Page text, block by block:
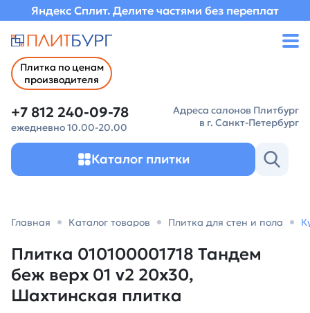
Яндекс Сплит. Делите частями без переплат
Плитка по ценам
производителя
+7 812 240-09-78
ежедневно 10.00-20.00
Адреса салонов Плитбург
в г. Санкт-Петербург
Каталог плитки
Главная Каталог товаров Плитка для стен и пола
Плитка 010100001718 Тандем
беж верх 01 v2 20х30,
Шахтинская плитка